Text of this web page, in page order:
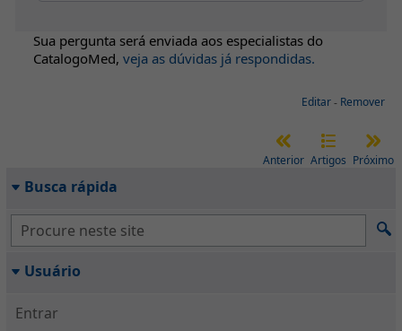
Sua pergunta será enviada aos especialistas do
CatalogoMed, veja as dúvidas já respondidas.
Editar- Remover
Anterior Artigos Próximo
Busca rápida
Usuário
Entrar